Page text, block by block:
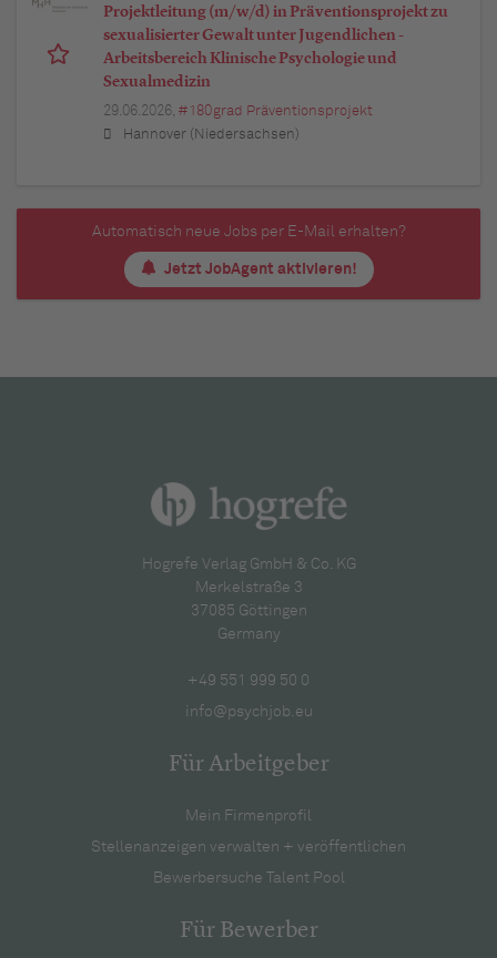
Projektleitung (m/w/d) in Präventionsprojekt zu
sexualisierter Gewalt unter Jugendlichen -
Arbeitsbereich Klinische Psychologie und
Sexualmedizin
29.06.2026, #180grad Präventionsprojekt
Hannover (Niedersachsen)
Automatisch neue Jobs per E-Mail erhalten?
Jetzt JobAgent aktivieren!
Hogrefe Verlag GmbH & Co. KG
Merkelstraße 3
37085 Göttingen
Germany
+49 551 999 50 0
info@psychjob.eu
Für Arbeitgeber
Mein Firmenprofil
Stellenanzeigen verwalten + veröffentlichen
Bewerbersuche Talent Pool
Für Bewerber